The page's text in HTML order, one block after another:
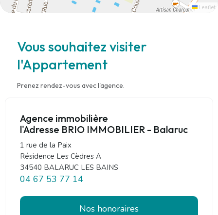
Leaflet
Vous souhaitez visiter
l'Appartement
Prenez rendez-vous avec l'agence.
Agence immobilière
l'Adresse BRIO IMMOBILIER - Balaruc
1 rue de la Paix
Résidence Les Cèdres A
34540 BALARUC LES BAINS
04 67 53 77 14
Nos honoraires